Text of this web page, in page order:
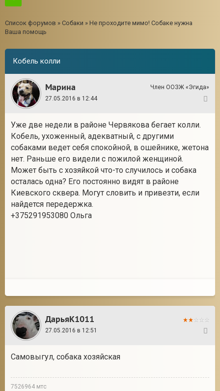
Список форумов » Собаки » Не проходите мимо! Собаке нужна
Ваша помощь
Кобель колли
Марина
Член ООЗЖ «Эгида»
27.05.2016 в 12:44
Уже две недели в районе Червякова бегает колли.
Кобель, ухоженный, адекватный, с другими
собаками ведет себя спокойной, в ошейнике, жетона
нет. Раньше его видели с пожилой женщиной.
Может быть с хозяйкой что-то случилось и собака
осталась одна? Его постоянно видят в районе
Киевского сквера. Могут словить и привезти, если
найдется передержка.
+375291953080 Ольга
ДарьяК1011
27.05.2016 в 12:51
Самовыгул, собака хозяйская
7526964 мтс